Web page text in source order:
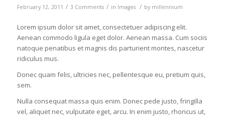
February 12, 2011 / 3 Comments / in Images / by millennium
Lorem ipsum dolor sit amet, consectetuer adipiscing elit.
Aenean commodo ligula eget dolor. Aenean massa. Cum sociis
natoque penatibus et magnis dis parturient montes, nascetur
ridiculus mus.
Donec quam felis, ultricies nec, pellentesque eu, pretium quis,
sem.
Nulla consequat massa quis enim. Donec pede justo, fringilla
vel, aliquet nec, vulputate eget, arcu. In enim justo, rhoncus ut,